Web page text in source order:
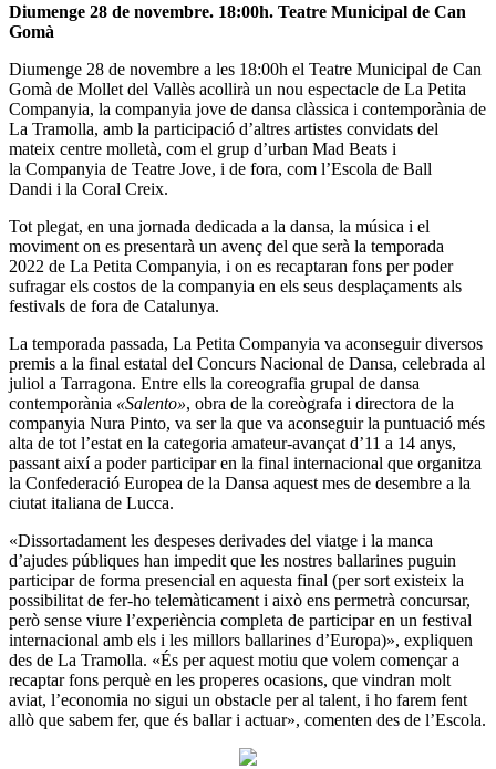
Diumenge 28 de novembre. 18:00h. Teatre Municipal de Can
Gomà
Diumenge 28 de novembre a les 18:00h el Teatre Municipal de Can
Gomà de Mollet del Vallès acollirà un nou espectacle de La Petita
Companyia, la companyia jove de dansa clàssica i contemporània de
La Tramolla, amb la participació d’altres artistes convidats del
mateix centre molletà, com el grup d’urban Mad Beats i
la Companyia de Teatre Jove, i de fora, com l’Escola de Ball
Dandi i la Coral Creix.
Tot plegat, en una jornada dedicada a la dansa, la música i el
moviment on es presentarà un avenç del que serà la temporada
2022 de La Petita Companyia, i on es recaptaran fons per poder
sufragar els costos de la companyia en els seus desplaçaments als
festivals de fora de Catalunya.
La temporada passada, La Petita Companyia va aconseguir diversos
premis a la final estatal del Concurs Nacional de Dansa, celebrada al
juliol a Tarragona. Entre ells la coreografia grupal de dansa
contemporània «Salento», obra de la coreògrafa i directora de la
companyia Nura Pinto, va ser la que va aconseguir la puntuació més
alta de tot l’estat en la categoria amateur-avançat d’11 a 14 anys,
passant així a poder participar en la final internacional que organitza
la Confederació Europea de la Dansa aquest mes de desembre a la
ciutat italiana de Lucca.
«Dissortadament les despeses derivades del viatge i la manca
d’ajudes públiques han impedit que les nostres ballarines puguin
participar de forma presencial en aquesta final (per sort existeix la
possibilitat de fer-ho telemàticament i això ens permetrà concursar,
però sense viure l’experiència completa de participar en un festival
internacional amb els i les millors ballarines d’Europa)», expliquen
des de La Tramolla. «És per aquest motiu que volem començar a
recaptar fons perquè en les properes ocasions, que vindran molt
aviat, l’economia no sigui un obstacle per al talent, i ho farem fent
allò que sabem fer, que és ballar i actuar», comenten des de l’Escola.